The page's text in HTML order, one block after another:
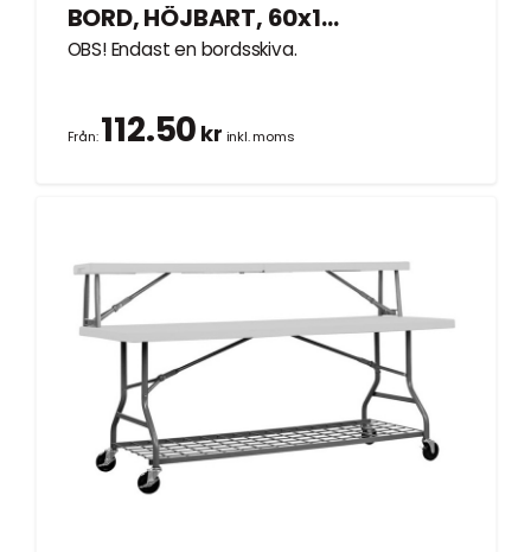
BORD, HÖJBART, 60x120cm
OBS! Endast en bordsskiva.
Från:112.50 kr inkl. moms